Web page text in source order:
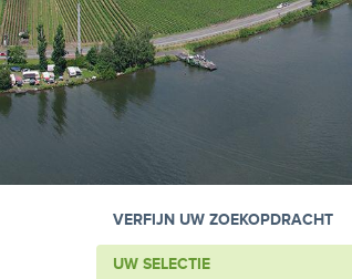
VERFIJN UW ZOEKOPDRACHT
UW SELECTIE